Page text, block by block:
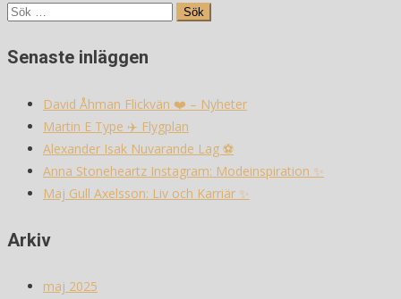
Sök
Senaste inläggen
David Åhman Flickvän ❤️ – Nyheter
Martin E Type ✈️ Flygplan
Alexander Isak Nuvarande Lag ⚽️
Anna Stoneheartz Instagram: Modeinspiration ✨
Maj Gull Axelsson: Liv och Karriär ✨
Arkiv
maj 2025